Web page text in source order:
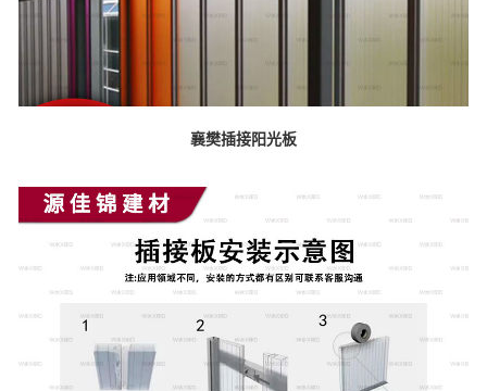
襄樊插接阳光板